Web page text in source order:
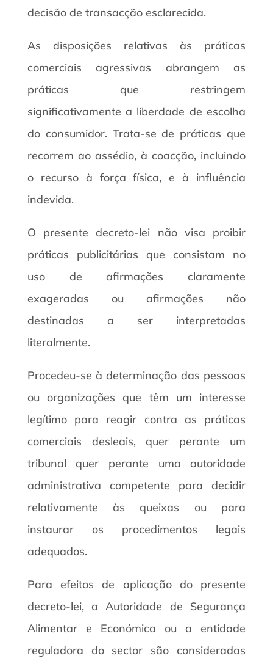
decisão de transacção esclarecida.
As disposições relativas às práticas
comerciais agressivas abrangem as
práticas que restringem
significativamente a liberdade de escolha
do consumidor. Trata-se de práticas que
recorrem ao assédio, à coacção, incluindo
o recurso à força física, e à influência
indevida.
O presente decreto-lei não visa proibir
práticas publicitárias que consistam no
uso de afirmações claramente
exageradas ou afirmações não
destinadas a ser interpretadas
literalmente.
Procedeu-se à determinação das pessoas
ou organizações que têm um interesse
legítimo para reagir contra as práticas
comerciais desleais, quer perante um
tribunal quer perante uma autoridade
administrativa competente para decidir
relativamente às queixas ou para
instaurar os procedimentos legais
adequados.
Para efeitos de aplicação do presente
decreto-lei, a Autoridade de Segurança
Alimentar e Económica ou a entidade
reguladora do sector são consideradas